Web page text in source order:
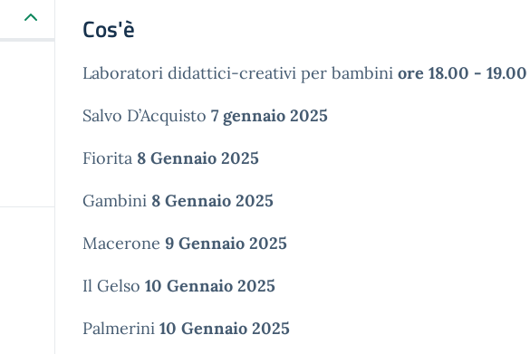
Cos'è
Laboratori didattici-creativi per bambini ore 18.00 - 19.00
Salvo D’Acquisto 7 gennaio 2025
Fiorita 8 Gennaio 2025
Gambini 8 Gennaio 2025
Macerone 9 Gennaio 2025
Il Gelso 10 Gennaio 2025
Palmerini 10 Gennaio 2025